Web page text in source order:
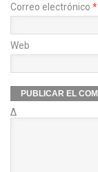
Correo electrónico *
Web
Δ